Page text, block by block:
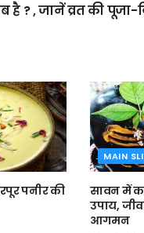
? , जानें व्रत की पूजा-
पनीर की
MAIN
सावन में
उपाय,
आगमन